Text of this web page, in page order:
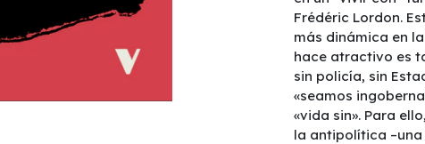
Frédéric Lordon.
más dinámica en
hace atractivo es
sin policía, sin
«seamos
«vida sin». Para
la antipolítica